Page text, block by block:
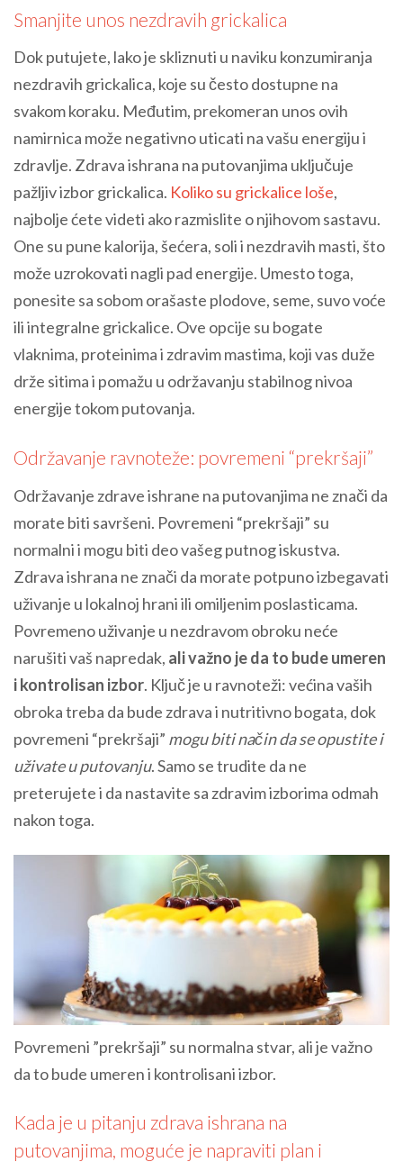
Smanjite unos nezdravih grickalica
Dok putujete, lako je skliznuti u naviku konzumiranja
nezdravih grickalica, koje su često dostupne na
svakom koraku. Međutim, prekomeran unos ovih
namirnica može negativno uticati na vašu energiju i
zdravlje. Zdrava ishrana na putovanjima uključuje
pažljiv izbor grickalica. Koliko su grickalice loše,
najbolje ćete videti ako razmislite o njihovom sastavu.
One su pune kalorija, šećera, soli i nezdravih masti, što
može uzrokovati nagli pad energije. Umesto toga,
ponesite sa sobom orašaste plodove, seme, suvo voće
ili integralne grickalice. Ove opcije su bogate
vlaknima, proteinima i zdravim mastima, koji vas duže
drže sitima i pomažu u održavanju stabilnog nivoa
energije tokom putovanja.
Održavanje ravnoteže: povremeni “prekršaji”
Održavanje zdrave ishrane na putovanjima ne znači da
morate biti savršeni. Povremeni “prekršaji” su
normalni i mogu biti deo vašeg putnog iskustva.
Zdrava ishrana ne znači da morate potpuno izbegavati
uživanje u lokalnoj hrani ili omiljenim poslasticama.
Povremeno uživanje u nezdravom obroku neće
narušiti vaš napredak, ali važno je da to bude umeren
i kontrolisan izbor. Ključ je u ravnoteži: većina vaših
obroka treba da bude zdrava i nutritivno bogata, dok
povremeni “prekršaji” mogu biti način da se opustite i
uživate u putovanju. Samo se trudite da ne
preterujete i da nastavite sa zdravim izborima odmah
nakon toga.
Povremeni ”prekršaji” su normalna stvar, ali je važno
da to bude umeren i kontrolisani izbor.
Kada je u pitanju zdrava ishrana na
putovanjima, moguće je napraviti plan i